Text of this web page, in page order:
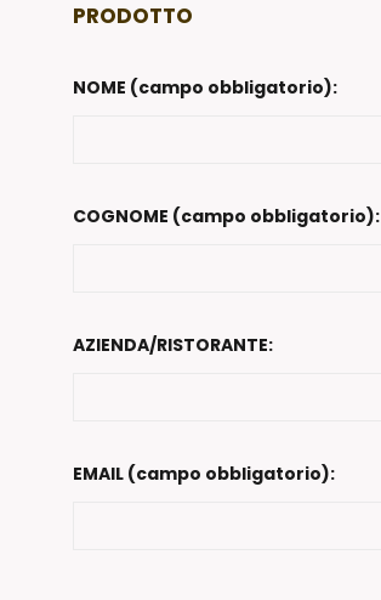
PRODOTTO
NOME (campo obbligatorio):
COGNOME (campo obbligatorio):
AZIENDA/RISTORANTE:
EMAIL (campo obbligatorio):